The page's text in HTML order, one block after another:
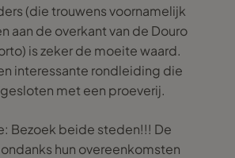
(die trouwens voornamelijk
aan de overkant van de Douro
is zeker de moeite waard.
interessante rondleiding die
met een proeverij.
Bezoek beide steden!!! De
hun overeenkomsten